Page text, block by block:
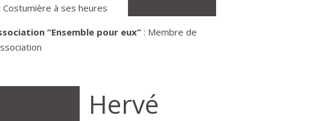
à ses heures
“Ensemble pour eux”: Membre de
Hervé